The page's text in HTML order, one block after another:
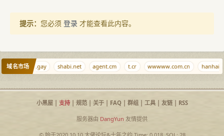
提示： 您必须 登录 才能查看此内容。
域名市场ciyuan.gay shabi.net agent.cm t.cr wwwww.com.cn
小黑屋| 支持| 规范| 关于| FAQ| 群组| 工具| 友链| RSS
服务器由 DangYun 友情提供